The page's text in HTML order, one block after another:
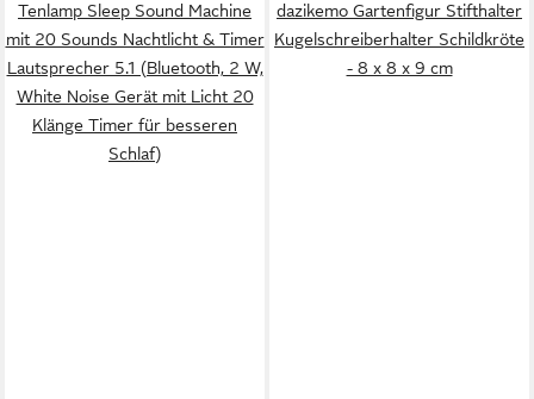
Tenlamp Sleep Sound Machine
mit 20 Sounds Nachtlicht & Timer
Lautsprecher 5.1 (Bluetooth, 2 W,
White Noise Gerät mit Licht 20
Klänge Timer für besseren
Schlaf)
dazikemo Gartenfigur Stifthalter
Kugelschreiberhalter Schildkröte
- 8 x 8 x 9 cm